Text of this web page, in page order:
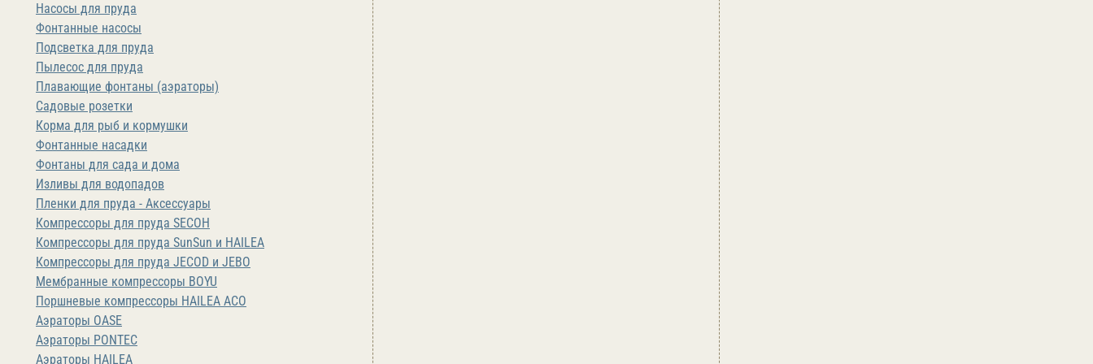
Насосы для пруда
Фонтанные насосы
Подсветка для пруда
Пылесос для пруда
Плавающие фонтаны (аэраторы)
Садовые розетки
Корма для рыб и кормушки
Фонтанные насадки
Фонтаны для сада и дома
Изливы для водопадов
Пленки для пруда - Аксессуары
Компрессоры для пруда SECOH
Компрессоры для пруда SunSun и HAILEA
Компрессоры для пруда JECOD и JEBO
Мембранные компрессоры BOYU
Поршневые компрессоры HAILEA ACO
Аэраторы OASE
Аэраторы PONTEC
Аэраторы HAILEA